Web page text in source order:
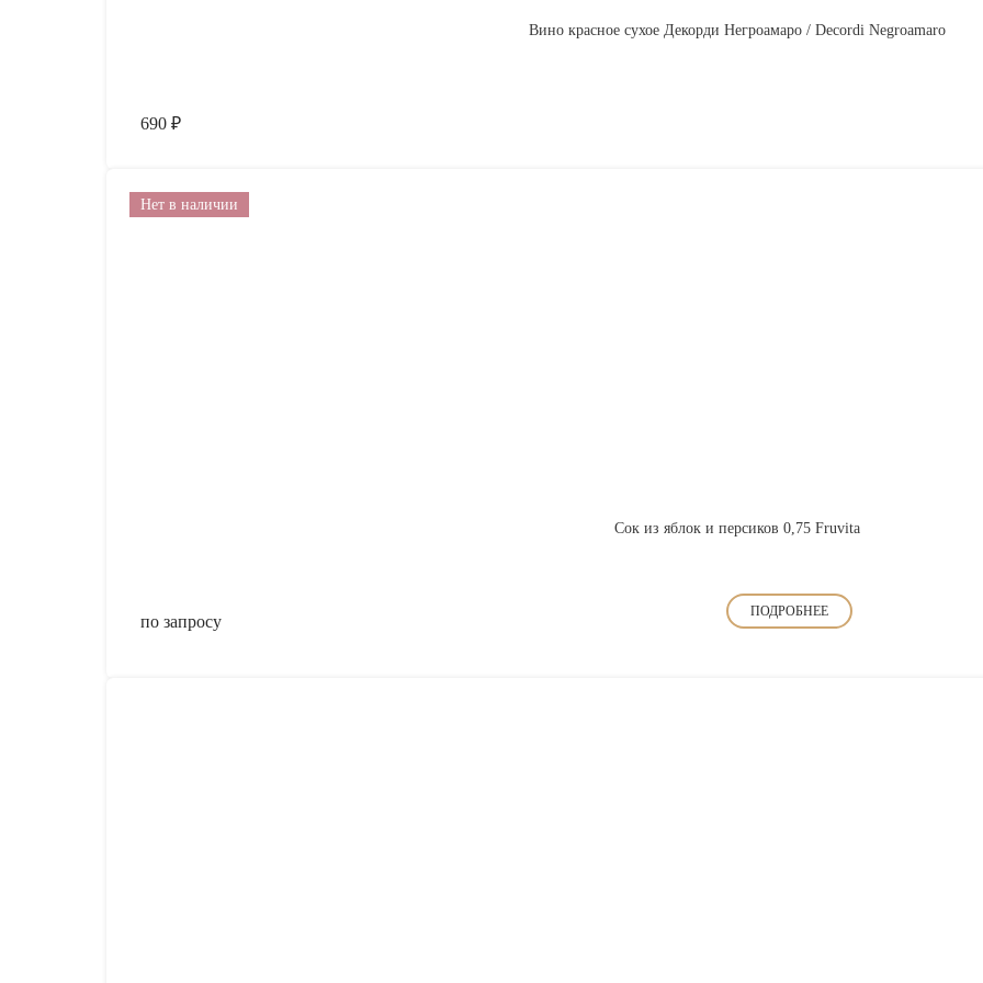
Вино красное сухое Декорди Негроамаро / Decordi Negroamaro
690 ₽
Нет в наличии
Сок из яблок и персиков 0,75 Fruvita
по запросу
ПОДРОБНЕЕ